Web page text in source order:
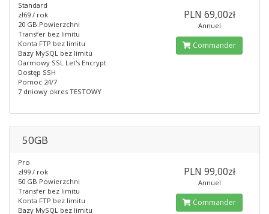
Standard
zł69 / rok
20 GB Powierzchni
Transfer bez limitu
Konta FTP bez limitu
Bazy MySQL bez limitu
Darmowy SSL Let's Encrypt
Dostęp SSH
Pomoc 24/7
7 dniowy okres TESTOWY
PLN 69,00zł
Annuel
Commander
50GB
Pro
zł99 / rok
50 GB Powierzchni
Transfer bez limitu
Konta FTP bez limitu
Bazy MySQL bez limitu
PLN 99,00zł
Annuel
Commander